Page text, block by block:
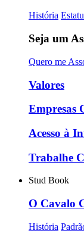
História
Seja um
Quero me
Valores
Empresas
Acesso à
Trabalhe
Stud Book
O Cavalo
História